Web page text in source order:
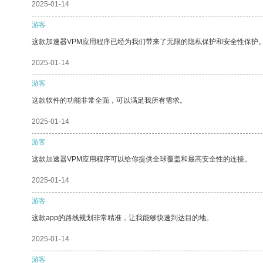
2025-01-14
游客
这款加速器VPM应用程序已经为我们带来了无限的隐私保护和安全性保护
2025-01-14
游客
这款软件的功能非常全面，可以满足我所有需求。
2025-01-14
游客
这款加速器VPM应用程序可以给你提供全球覆盖和最高安全性的连接。
2025-01-14
游客
这款app的路线规划非常精准，让我能够快速到达目的地。
2025-01-14
游客